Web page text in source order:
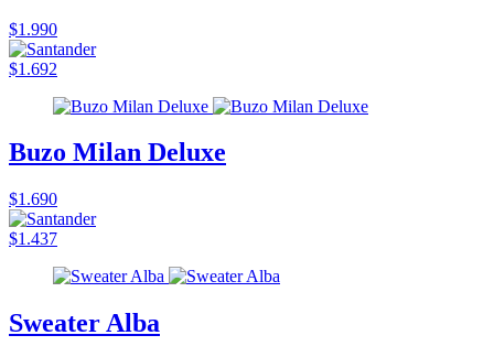
$1.990
$1.692
Buzo Milan Deluxe
$1.690
$1.437
Sweater Alba